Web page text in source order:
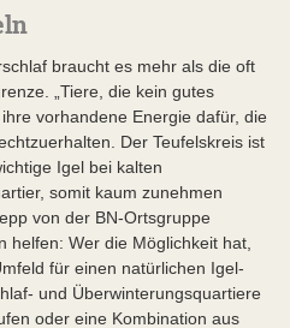
braucht es mehr als die oft
„Tiere, die kein gutes
vorhandene Energie dafür, die
Der Teufelskreis ist
Igel bei kalten
somit kaum zunehmen
von der BN-Ortsgruppe
helfen: Wer die Möglichkeit hat,
für einen natürlichen Igel-
und Überwinterungsquartiere
oder eine Kombination aus